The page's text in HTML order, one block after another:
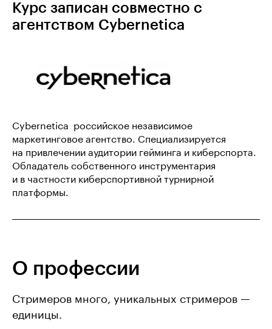
Курс записан совместно с
агентством Cybernetica
Cybernetica  российское независимое
маркетинговое агентство. Специализируется
на привлечении аудитории гейминга и киберспорта.
Обладатель собственного инструментария
и в частности киберспортивной турнирной
платформы.
О профессии
Стримеров много, уникальных стримеров —
единицы.